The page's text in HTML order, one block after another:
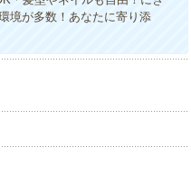
境が多数！あなたに寄り添